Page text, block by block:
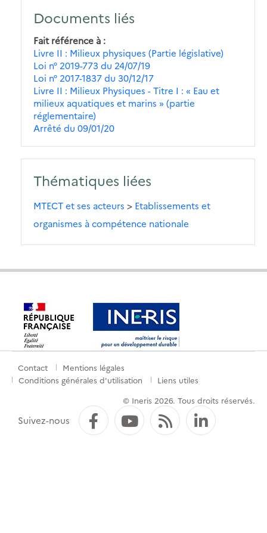
Documents liés
Fait référence à
Livre II : Milieux physiques (Partie législative)
Loi n° 2019-773 du 24/07/19
Loi n° 2017-1837 du 30/12/17
Livre II : Milieux Physiques - Titre I : « Eau et
milieux aquatiques et marins » (partie
réglementaire)
Arrêté du 09/01/20
Thématiques liées
MTECT et ses acteurs > Etablissements et
organismes à compétence nationale
Menu
pied
Contact
Mentions légales
Conditions générales d'utilisation
Liens utiles
© Ineris 2026. Tous droits réservés.
Suivez-nous FacebookYouTube
Flux RSS